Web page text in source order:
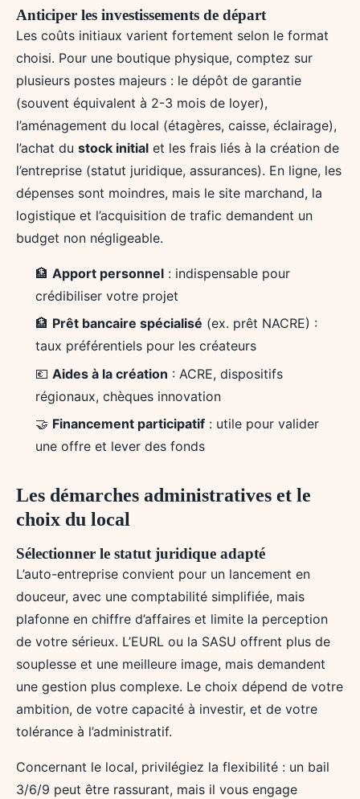
Anticiper les investissements de départ
Les coûts initiaux varient fortement selon le format
choisi. Pour une boutique physique, comptez sur
plusieurs postes majeurs : le dépôt de garantie
(souvent équivalent à 2-3 mois de loyer),
l’aménagement du local (étagères, caisse, éclairage),
l’achat du stock initial et les frais liés à la création de
l’entreprise (statut juridique, assurances). En ligne, les
dépenses sont moindres, mais le site marchand, la
logistique et l’acquisition de trafic demandent un
budget non négligeable.
🏦 Apport personnel : indispensable pour
crédibiliser votre projet
🏦 Prêt bancaire spécialisé (ex. prêt NACRE) :
taux préférentiels pour les créateurs
💶 Aides à la création : ACRE, dispositifs
régionaux, chèques innovation
🤝 Financement participatif : utile pour valider
une offre et lever des fonds
Les démarches administratives et le
choix du local
Sélectionner le statut juridique adapté
L’auto-entreprise convient pour un lancement en
douceur, avec une comptabilité simplifiée, mais
plafonne en chiffre d’affaires et limite la perception
de votre sérieux. L’EURL ou la SASU offrent plus de
souplesse et une meilleure image, mais demandent
une gestion plus complexe. Le choix dépend de votre
ambition, de votre capacité à investir, et de votre
tolérance à l’administratif.
Concernant le local, privilégiez la flexibilité : un bail
3/6/9 peut être rassurant, mais il vous engage